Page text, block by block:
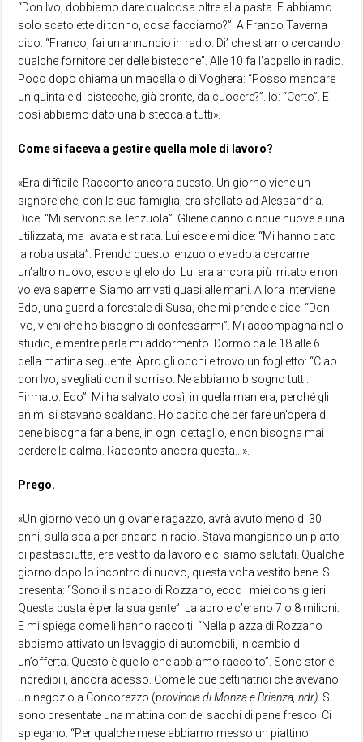
“Don Ivo, dobbiamo dare qualcosa oltre alla pasta. E abbiamo
solo scatolette di tonno, cosa facciamo?”. A Franco Taverna
dico: “Franco, fai un annuncio in radio. Di’ che stiamo cercando
qualche fornitore per delle bistecche”. Alle 10 fa l’appello in radio.
Poco dopo chiama un macellaio di Voghera: “Posso mandare
un quintale di bistecche, già pronte, da cuocere?”. Io: “Certo”. E
così abbiamo dato una bistecca a tutti».
Come si faceva a gestire quella mole di lavoro?
«Era difficile. Racconto ancora questo. Un giorno viene un
signore che, con la sua famiglia, era sfollato ad Alessandria.
Dice: “Mi servono sei lenzuola”. Gliene danno cinque nuove e una
utilizzata, ma lavata e stirata. Lui esce e mi dice: “Mi hanno dato
la roba usata”. Prendo questo lenzuolo e vado a cercarne
un’altro nuovo, esco e glielo do. Lui era ancora più irritato e non
voleva saperne. Siamo arrivati quasi alle mani. Allora interviene
Edo, una guardia forestale di Susa, che mi prende e dice: “Don
Ivo, vieni che ho bisogno di confessarmi”. Mi accompagna nello
studio, e mentre parla mi addormento. Dormo dalle 18 alle 6
della mattina seguente. Apro gli occhi e trovo un foglietto: “Ciao
don Ivo, svegliati con il sorriso. Ne abbiamo bisogno tutti.
Firmato: Edo”. Mi ha salvato così, in quella maniera, perché gli
animi si stavano scaldano. Ho capito che per fare un’opera di
bene bisogna farla bene, in ogni dettaglio, e non bisogna mai
perdere la calma. Racconto ancora questa…».
Prego.
«Un giorno vedo un giovane ragazzo, avrà avuto meno di 30
anni, sulla scala per andare in radio. Stava mangiando un piatto
di pastasciutta, era vestito da lavoro e ci siamo salutati. Qualche
giorno dopo lo incontro di nuovo, questa volta vestito bene. Si
presenta: “Sono il sindaco di Rozzano, ecco i miei consiglieri.
Questa busta è per la sua gente”. La apro e c’erano 7 o 8 milioni.
E mi spiega come li hanno raccolti: “Nella piazza di Rozzano
abbiamo attivato un lavaggio di automobili, in cambio di
un’offerta. Questo è quello che abbiamo raccolto”. Sono storie
incredibili, ancora adesso. Come le due pettinatrici che avevano
un negozio a Concorezzo (provincia di Monza e Brianza, ndr) . Si
sono presentate una mattina con dei sacchi di pane fresco. Ci
spiegano: “Per qualche mese abbiamo messo un piattino